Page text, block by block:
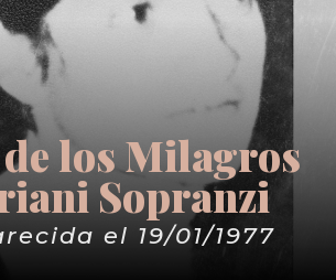
los Milagros
Sopranzi
el 19/01/1977